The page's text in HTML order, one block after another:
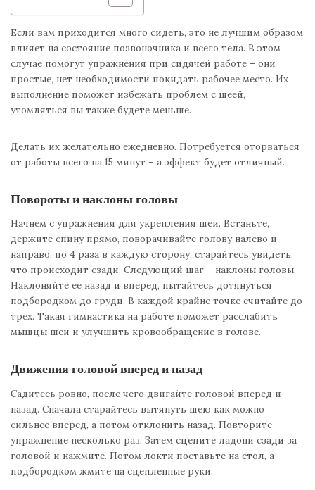
Если вам приходится много сидеть, это не лучшим образом
влияет на состояние позвоночника и всего тела. В этом
случае помогут упражнения при сидячей работе – они
простые, нет необходимости покидать рабочее место. Их
выполнение поможет избежать проблем с шеей,
утомляться вы также будете меньше.
Делать их желательно ежедневно. Потребуется оторваться
от работы всего на 15 минут – а эффект будет отличный.
Повороты и наклоны головы
Начнем с упражнения для укрепления шеи. Встаньте,
держите спину прямо, поворачивайте голову налево и
направо, по 4 раза в каждую сторону, старайтесь увидеть,
что происходит сзади. Следующий шаг – наклоны головы.
Наклоняйте ее назад и вперед, пытайтесь дотянуться
подбородком до груди. В каждой крайне точке считайте до
трех. Такая гимнастика на работе поможет расслабить
мышцы шеи и улучшить кровообращение в голове.
Движения головой вперед и назад
Садитесь ровно, после чего двигайте головой вперед и
назад. Сначала старайтесь вытянуть шею как можно
сильнее вперед, а потом отклонить назад. Повторите
упражнение несколько раз. Затем сцепите ладони сзади за
головой и нажмите. Потом локти поставьте на стол, а
подбородком жмите на сцепленные руки.